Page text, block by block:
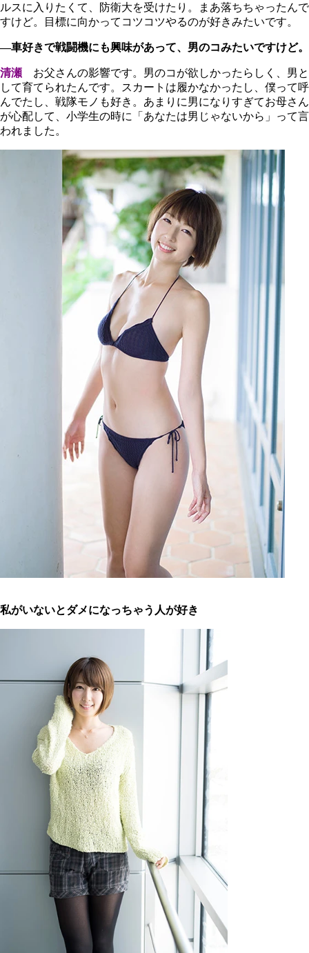
ルスに入りたくて、防衛大を受けたり。まあ落ちちゃったんで
すけど。目標に向かってコツコツやるのが好きみたいです。
―車好きで戦闘機にも興味があって、男のコみたいですけど。
清瀬 お父さんの影響です。男のコが欲しかったらしく、男と
して育てられたんです。スカートは履かなかったし、僕って呼
んでたし、戦隊モノも好き。あまりに男になりすぎてお母さん
が心配して、小学生の時に「あなたは男じゃないから」って言
われました。
私がいないとダメになっちゃう人が好き